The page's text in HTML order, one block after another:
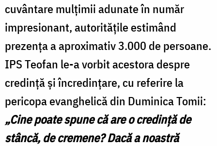
cuvântare mulţimii adunate în număr
impresionant, autorităţile estimând
prezenţa a aproximativ 3.000 de persoane.
IPS Teofan le-a vorbit acestora despre
credinţă şi încredinţare, cu referire la
pericopa evanghelică din Duminica Tomii:
„Cine poate spune că are o credinţă de
stâncă, de cremene? Dacă a noastră